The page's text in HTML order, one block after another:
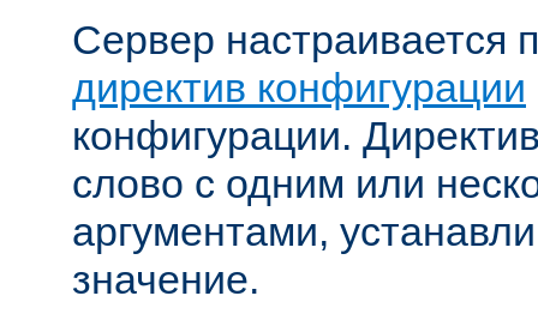
Сервер настраивается
директив конфигурации
конфигурации.
слово с одним или
аргументами,
значение.